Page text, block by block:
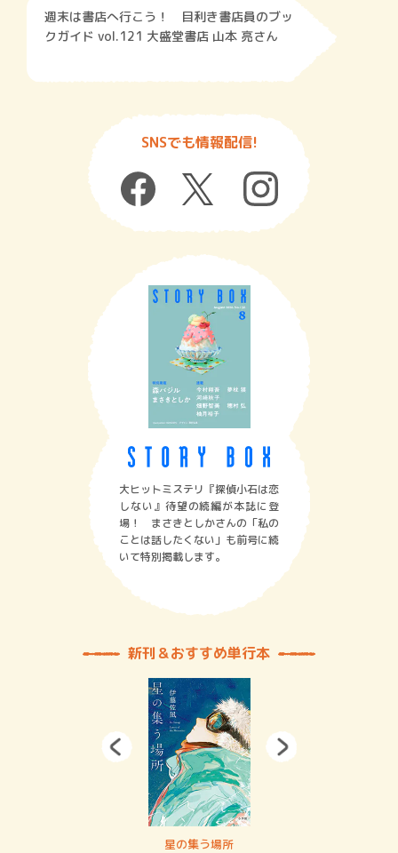
週末は書店へ行こう！ 目利き書店員のブッ
クガイド vol.121 大盛堂書店 山本 亮さん
SNSでも情報配信!
大ヒットミステリ『探偵小石は恋
しない』待望の続編が本誌に登
場！ まさきとしかさんの「私の
ことは話したくない」も前号に続
いて特別掲載します。
新刊＆おすすめ単行本
星の集う場所